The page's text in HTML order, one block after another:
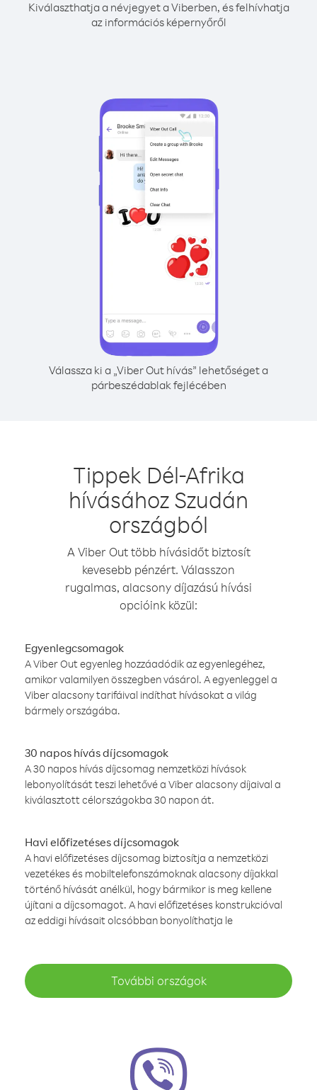
Kiválaszthatja a névjegyet a Viberben, és felhívhatja
az információs képernyőről
Válassza ki a „Viber Out hívás” lehetőséget a
párbeszédablak fejlécében
Tippek Dél-Afrika
hívásához Szudán
országból
A Viber Out több hívásidőt biztosít
kevesebb pénzért. Válasszon
rugalmas, alacsony díjazású hívási
opcióink közül:
Egyenlegcsomagok
A Viber Out egyenleg hozzáadódik az egyenlegéhez,
amikor valamilyen összegben vásárol. A egyenleggel a
Viber alacsony tarifáival indíthat hívásokat a világ
bármely országába.
30 napos hívás díjcsomagok
A 30 napos hívás díjcsomag nemzetközi hívások
lebonyolítását teszi lehetővé a Viber alacsony díjaival a
kiválasztott célországokba 30 napon át.
Havi előfizetéses díjcsomagok
A havi előfizetéses díjcsomag biztosítja a nemzetközi
vezetékes és mobiltelefonszámoknak alacsony díjakkal
történő hívását anélkül, hogy bármikor is meg kellene
újítani a díjcsomagot. A havi előfizetéses konstrukcióval
az eddigi hívásait olcsóbban bonyolíthatja le
További országok